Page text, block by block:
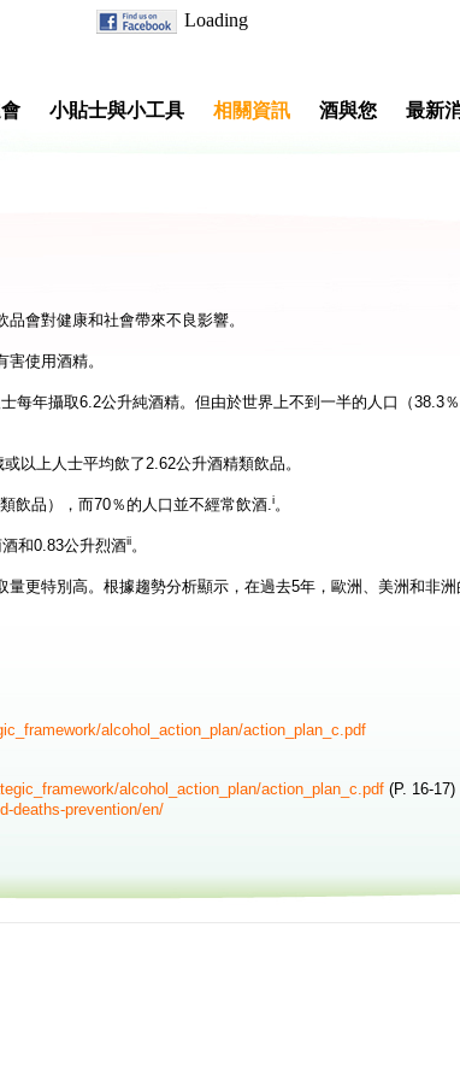
小貼士與小工具 相關資訊 酒與您 最新
會對健康和社會帶來不良影響。
使用酒精。
每年攝取6.2公升純酒精。但由於世界上不到一半的人口（38.3
以上人士平均飲了2.62公升酒精類飲品。
飲品），而70％的人口並不經常飲酒.i。
和0.83公升烈酒ii。
更特別高。根據趨勢分析顯示，在過去5年，歐洲、美洲和非
alcohol_action_plan/action_plan_c.pdf
alcohol_action_plan/action_plan_c.pdf(P. 16-17)
deaths-prevention/en/